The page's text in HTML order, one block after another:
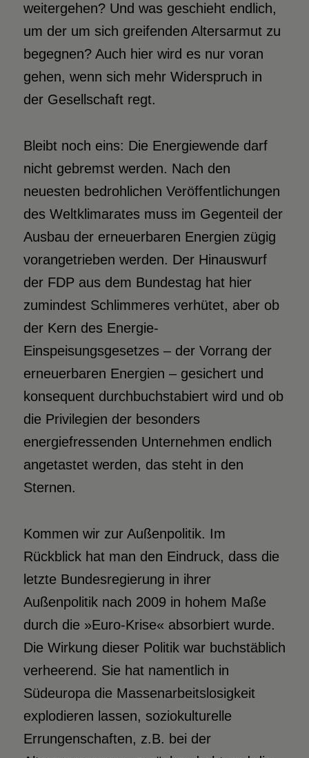
weitergehen? Und was geschieht endlich,
um der um sich greifenden Altersarmut zu
begegnen? Auch hier wird es nur voran
gehen, wenn sich mehr Widerspruch in
der Gesellschaft regt.
Bleibt noch eins: Die Energiewende darf
nicht gebremst werden. Nach den
neuesten bedrohlichen Veröffentlichungen
des Weltklimarates muss im Gegenteil der
Ausbau der erneuerbaren Energien zügig
vorangetrieben werden. Der Hinauswurf
der FDP aus dem Bundestag hat hier
zumindest Schlimmeres verhütet, aber ob
der Kern des Energie-
Einspeisungsgesetzes – der Vorrang der
erneuerbaren Energien – gesichert und
konsequent durchbuchstabiert wird und ob
die Privilegien der besonders
energiefressenden Unternehmen endlich
angetastet werden, das steht in den
Sternen.
Kommen wir zur Außenpolitik. Im
Rückblick hat man den Eindruck, dass die
letzte Bundesregierung in ihrer
Außenpolitik nach 2009 in hohem Maße
durch die »Euro-Krise« absorbiert wurde.
Die Wirkung dieser Politik war buchstäblich
verheerend. Sie hat namentlich in
Südeuropa die Massenarbeitslosigkeit
explodieren lassen, soziokulturelle
Errungenschaften, z.B. bei der